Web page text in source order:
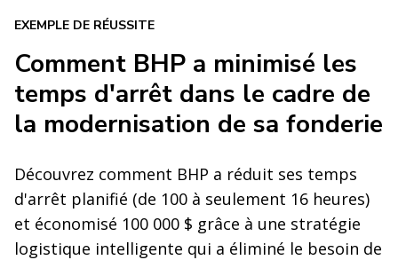
EXEMPLE DE RÉUSSITE
Comment BHP a minimisé les
temps d'arrêt dans le cadre de
la modernisation de sa fonderie
Découvrez comment BHP a réduit ses temps
d'arrêt planifié (de 100 à seulement 16 heures)
et économisé 100 000 $ grâce à une stratégie
logistique intelligente qui a éliminé le besoin de